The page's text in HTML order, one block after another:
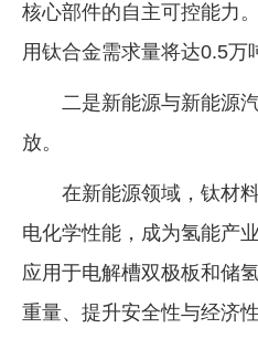
核心部件的自主可控能力
用钛合金需求量将达0.5万
二是新能源与新能源
放。
在新能源领域，钛材
电化学性能，成为氢能产
应用于电解槽双极板和储
重量、提升安全性与经济